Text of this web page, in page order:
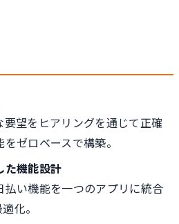
要望をヒアリングを通じて正確
ゼロベースで構築。
た機能設計
払い機能を一つのアプリに統合
化。